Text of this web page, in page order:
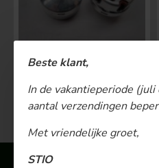
Beste klant,
In de vakantieperiode
aantal verzendingen
Met vriendelijke groet,
STIO
€ 48,00